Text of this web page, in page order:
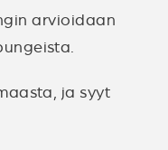
arvioidaan
ja syyt